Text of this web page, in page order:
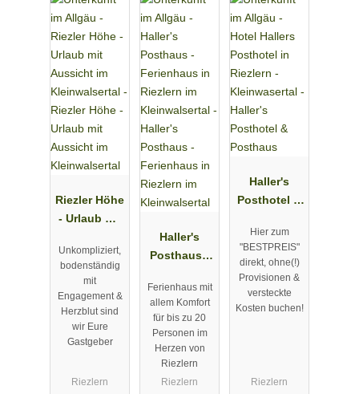
Riezler Höhe
- Urlaub mit
Kleinwalsert
al
Unkompliziert,
bodenständig
mit
Engagement &
Herzblut sind
wir Eure
Gastgeber
Riezlern
Haller's
Posthaus -
in Riezlern
im
Kleinwalsert
al
Ferienhaus mit
allem Komfort
für bis zu 20
Personen im
Herzen von
Riezlern
Riezlern
Haller's
Posthotel &
Hier zum
"BESTPREIS"
direkt, ohne(!)
Provisionen &
versteckte
Kosten buchen!
Riezlern